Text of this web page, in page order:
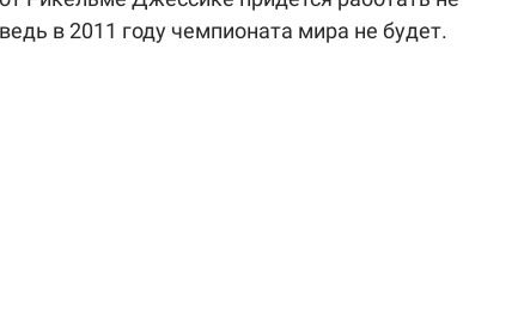
в 2011 году чемпионата мира не будет.